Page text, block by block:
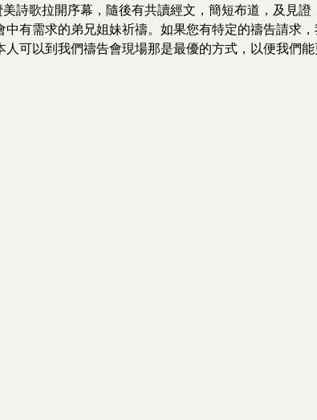
詩歌拉開序幕，隨後有共讀經文，簡短布道，及見證
有需求的弟兄姐妹祈禱。如果您有特定的禱告請求
可以到我們禱告會現場那是最優的方式，以便我們能